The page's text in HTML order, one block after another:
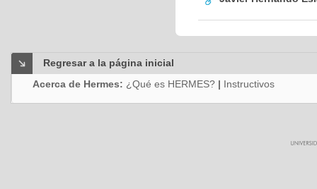
Regresar a la página inicial
Acerca de Hermes: ¿Qué es HERMES? | Instructivos